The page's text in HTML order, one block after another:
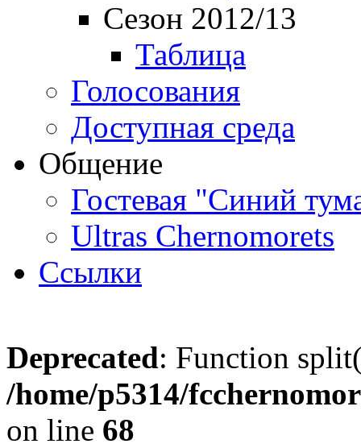
Сезон 2012/13
Таблица
Голосования
Доступная среда
Общение
Гостевая "Синий
Ultras Chernomorets
Ссылки
Deprecated: Function
/home/p5314/
on line 68